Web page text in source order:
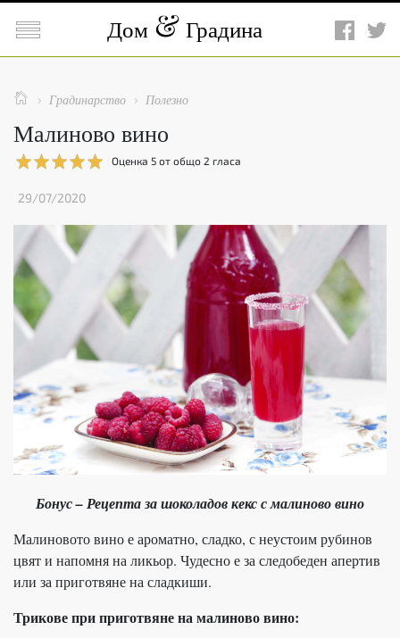
 Дом Градина
  Градинарство  Полезно
Малиново вино
Оценка 5 от общо 2 гласа
29/07/2020
Бонус – Рецепта за шоколадов кекс с малиново вино
Малиновото вино е ароматно, сладко, с неустоим рубинов
цвят и напомня на ликьор. Чудесно е за следобеден апертив
или за приготвяне на сладкиши.
Трикове при приготвяне на малиново вино: